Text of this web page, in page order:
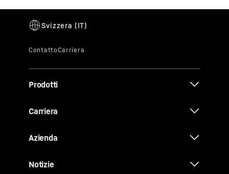
Prodotti
Carriera
Azienda
Notizie